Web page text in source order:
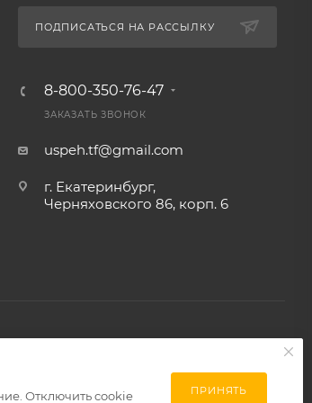
ПОДПИСАТЬСЯ НА РАССЫЛКУ
8-800-350-76-47
ЗАКАЗАТЬ ЗВОНОК
uspeh.tf@gmail.com
г. Екатеринбург,
Черняховского 86, корп. 6​
Отключить cookie ПРИНЯТЬ